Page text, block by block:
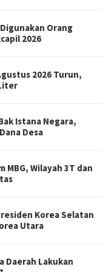
Orang
2026
2026 Turun,
Istana Negara,
Desa
Wilayah 3T dan
Korea Selatan
Utara
Daerah Lakukan